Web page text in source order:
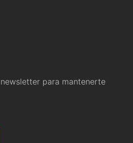
para mantenerte